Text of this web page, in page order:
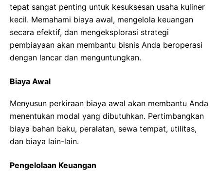
tepat sangat penting untuk kesuksesan usaha kuliner
kecil. Memahami biaya awal, mengelola keuangan
secara efektif, dan mengeksplorasi strategi
pembiayaan akan membantu bisnis Anda beroperasi
dengan lancar dan menguntungkan.
Biaya Awal
Menyusun perkiraan biaya awal akan membantu Anda
menentukan modal yang dibutuhkan. Pertimbangkan
biaya bahan baku, peralatan, sewa tempat, utilitas,
dan biaya lain-lain.
Pengelolaan Keuangan